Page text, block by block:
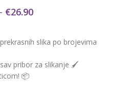
€26.90
slika po brojevima
pribor za slikanje 🖌️
📦